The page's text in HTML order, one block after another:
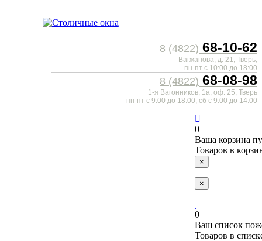
8 (4822) 68-10-62
Вагжанова, д. 21, Тверь,
пн-пт с 10:00 до 18:00
8 (4822) 68-08-98
1-я Вагонников, 1а, оф. 25, Тверь
пн-пт с 9:00 до 18:00, cб с 9:00 до 14:00
0
Ваша корзина
Товаров в
×
×
0
Ваш список
Товаров в